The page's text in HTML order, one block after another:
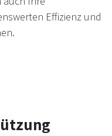
Effizienz und